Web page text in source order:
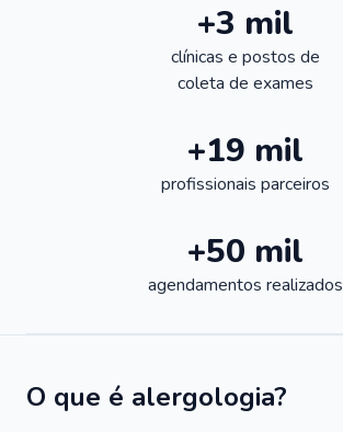
+3 mil
clínicas e postos de
coleta de exames
+19 mil
profissionais parceiros
+50 mil
agendamentos realizados
O que é alergologia?